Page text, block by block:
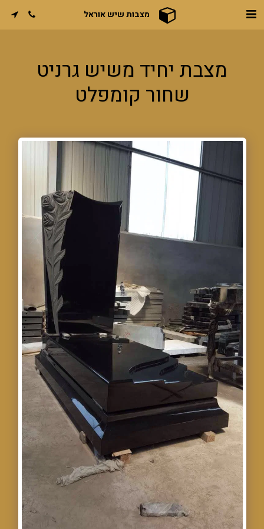
מצבות שיש אוראל
מצבת יחיד משיש גרניט
שחור קומפלט